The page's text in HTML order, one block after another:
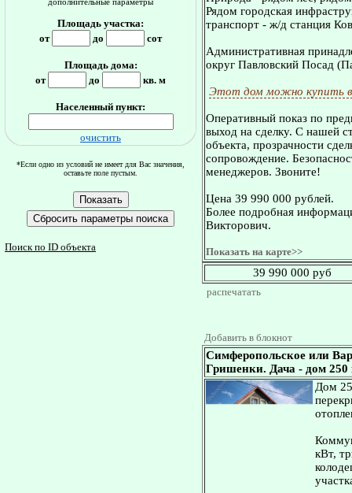
дополнительные параметры
Площадь участка:
от
до сот
Площадь дома:
от
до кв. м
Населенный пункт:
очистить
*Если одно из условий не имеет для Вас значения,
оставьте поле пустым.
Поиск по ID объекта
Рядом городская
транспорт - ж/д станция
Административная
округ Павловский Посад
Этот дом можно купить
Оперативный показ по
выход на сделку. С нашей
объекта, прозрачности
сопровождение.
менеджеров. Звоните!
Цена 39 990 000 рублей.
Более подробная
Викторович.
Показать на карте>>
39 990 000 руб
распечатать
Добавить в блокнот
Симферопольское или
Гришенки. Дача - дом 250
Дом
кВт,